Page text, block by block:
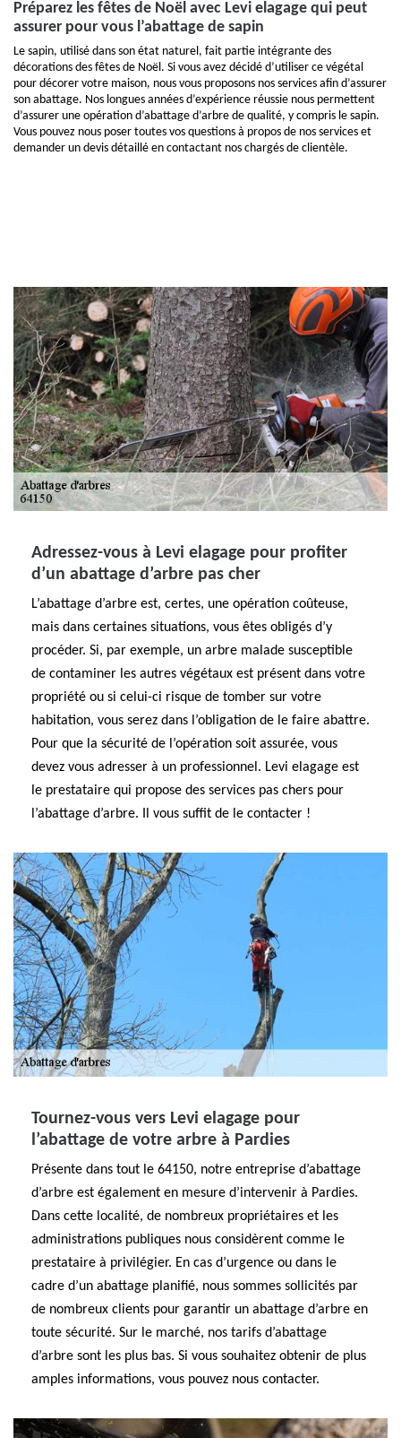
Préparez les fêtes de Noël avec Levi elagage qui peut
assurer pour vous l’abattage de sapin
Le sapin, utilisé dans son état naturel, fait partie intégrante des
décorations des fêtes de Noël. Si vous avez décidé d’utiliser ce végétal
pour décorer votre maison, nous vous proposons nos services afin d’assurer
son abattage. Nos longues années d’expérience réussie nous permettent
d’assurer une opération d’abattage d’arbre de qualité, y compris le sapin.
Vous pouvez nous poser toutes vos questions à propos de nos services et
demander un devis détaillé en contactant nos chargés de clientèle.
Adressez-vous à Levi elagage pour profiter
d’un abattage d’arbre pas cher
L’abattage d’arbre est, certes, une opération coûteuse,
mais dans certaines situations, vous êtes obligés d’y
procéder. Si, par exemple, un arbre malade susceptible
de contaminer les autres végétaux est présent dans votre
propriété ou si celui-ci risque de tomber sur votre
habitation, vous serez dans l’obligation de le faire abattre.
Pour que la sécurité de l’opération soit assurée, vous
devez vous adresser à un professionnel. Levi elagage est
le prestataire qui propose des services pas chers pour
l’abattage d’arbre. Il vous suffit de le contacter !
Tournez-vous vers Levi elagage pour
l’abattage de votre arbre à Pardies
Présente dans tout le 64150, notre entreprise d’abattage
d’arbre est également en mesure d’intervenir à Pardies.
Dans cette localité, de nombreux propriétaires et les
administrations publiques nous considèrent comme le
prestataire à privilégier. En cas d’urgence ou dans le
cadre d’un abattage planifié, nous sommes sollicités par
de nombreux clients pour garantir un abattage d’arbre en
toute sécurité. Sur le marché, nos tarifs d’abattage
d’arbre sont les plus bas. Si vous souhaitez obtenir de plus
amples informations, vous pouvez nous contacter.